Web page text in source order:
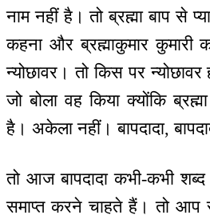
नाम नहीं है। तो ब्रह्मा बाप से
कहना और ब्रह्माकुमार कुमारी
न्योछावर। तो किस पर
जो बोला वह किया क्योंकि
है। अकेला नहीं। बापदादा,
तो आज बापदादा कभी-कभी
समाप्त करने चाहते हैं। तो आप